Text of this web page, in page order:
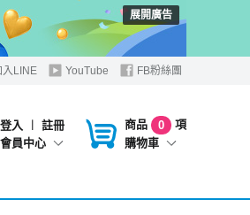
展開廣告
入LINE YouTube FB粉絲團
登入 ︱
註冊
會員中心
商品 0
項
購物車